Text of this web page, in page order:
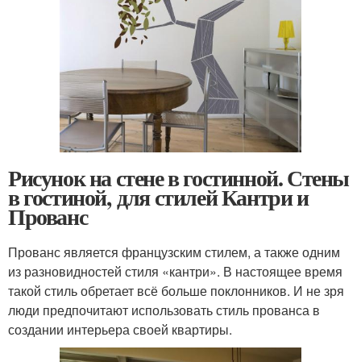
Рисунок на стене в гостинной. Стены
в гостиной, для стилей Кантри и
Прованс
Прованс является французским стилем, а также одним
из разновидностей стиля «кантри». В настоящее время
такой стиль обретает всё больше поклонников. И не зря
люди предпочитают использовать стиль прованса в
создании интерьера своей квартиры.